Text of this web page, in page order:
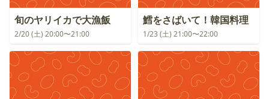
旬のヤリイカで大漁飯
2/20 (土) 20:00〜21:00
鱈をさばいて！韓国料理
1/23 (土) 21:00〜22:00